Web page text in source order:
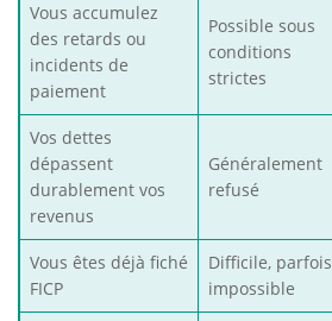
Vous accumulez
des retards ou
incidents de
paiement
Possible sous
conditions
strictes
Vos dettes
dépassent
durablement vos
revenus
Généralement
refusé
Vous êtes déjà fiché
FICP
Difficile, parfois
impossible